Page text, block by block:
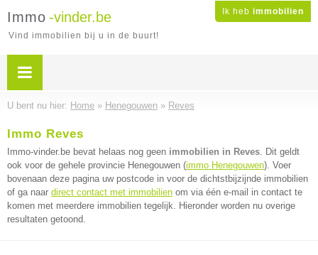
Ik heb immobilien
Immo -vinder.be
Vind immobilien bij u in de buurt!
U bent nu hier: Home » Henegouwen » Reves
Immo Reves
Immo-vinder.be bevat helaas nog geen immobilien in Reves. Dit geldt
ook voor de gehele provincie Henegouwen (immo Henegouwen). Voer
bovenaan deze pagina uw postcode in voor de dichtstbijzijnde immobilien
of ga naar direct contact met immobilien om via één e-mail in contact te
komen met meerdere immobilien tegelijk. Hieronder worden nu overige
resultaten getoond.